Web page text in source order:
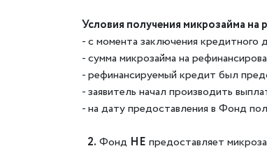
Условия получения микрозайма на
- с момента заключения кредитного
- сумма микрозайма на
- рефинансируемый кредит был
- заявитель начал производить
- на дату предоставления в Фонд
2. Фонд НЕ предоставляет